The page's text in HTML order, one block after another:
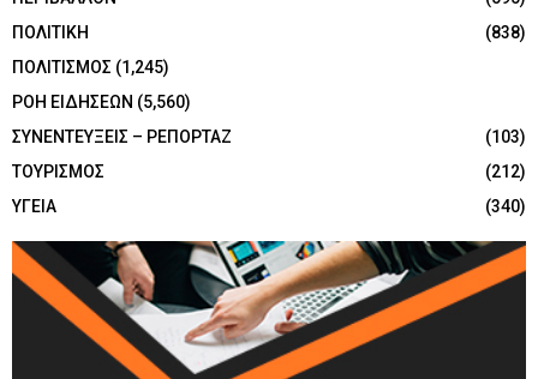
ΠΟΛΙΤΙΚΗ
(838)
ΠΟΛΙΤΙΣΜΟΣ (1,245)
ΡΟΗ ΕΙΔΗΣΕΩΝ (5,560)
ΣΥΝΕΝΤΕΥΞΕΙΣ – ΡΕΠΟΡΤΑΖ
(103)
ΤΟΥΡΙΣΜΟΣ
(212)
ΥΓΕΙΑ
(340)